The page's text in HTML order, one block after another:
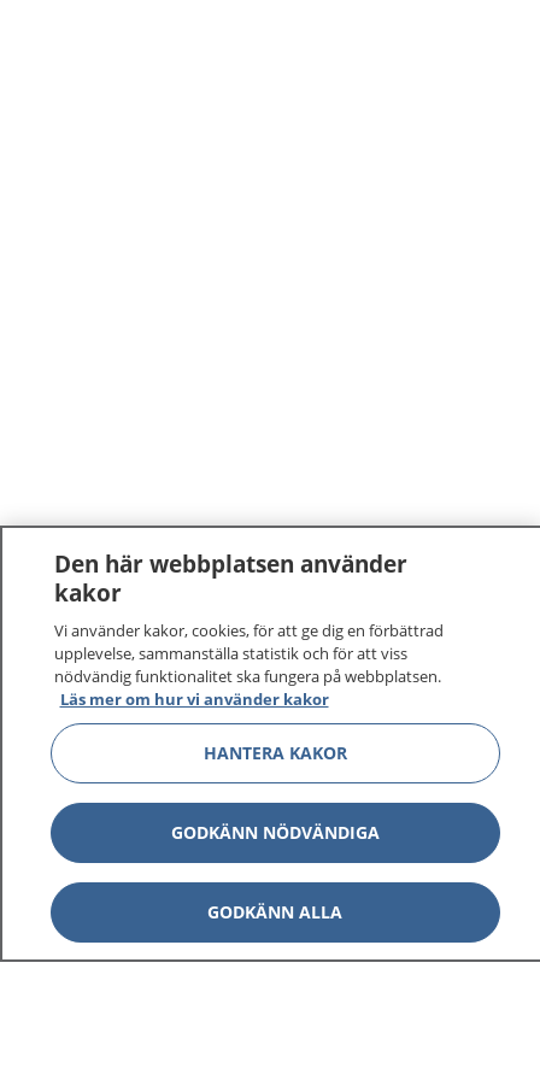
Den här webbplatsen använder
kakor
Vi använder kakor, cookies, för att ge dig en förbättrad
upplevelse, sammanställa statistik och för att viss
nödvändig funktionalitet ska fungera på webbplatsen.
Läs mer om hur vi använder kakor
HANTERA KAKOR
GODKÄNN NÖDVÄNDIGA
GODKÄNN ALLA